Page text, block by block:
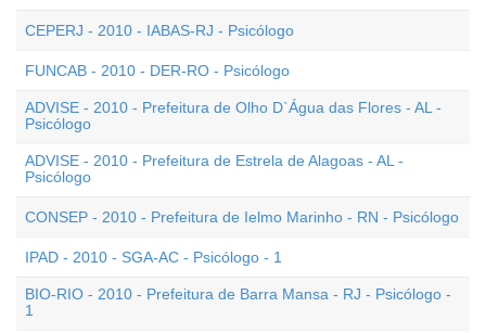
CEPERJ - 2010 - IABAS-RJ - Psicólogo
FUNCAB - 2010 - DER-RO - Psicólogo
ADVISE - 2010 - Prefeitura de Olho D`Água das Flores - AL -
Psicólogo
ADVISE - 2010 - Prefeitura de Estrela de Alagoas - AL -
Psicólogo
CONSEP - 2010 - Prefeitura de Ielmo Marinho - RN - Psicólogo
IPAD - 2010 - SGA-AC - Psicólogo - 1
BIO-RIO - 2010 - Prefeitura de Barra Mansa - RJ - Psicólogo -
1